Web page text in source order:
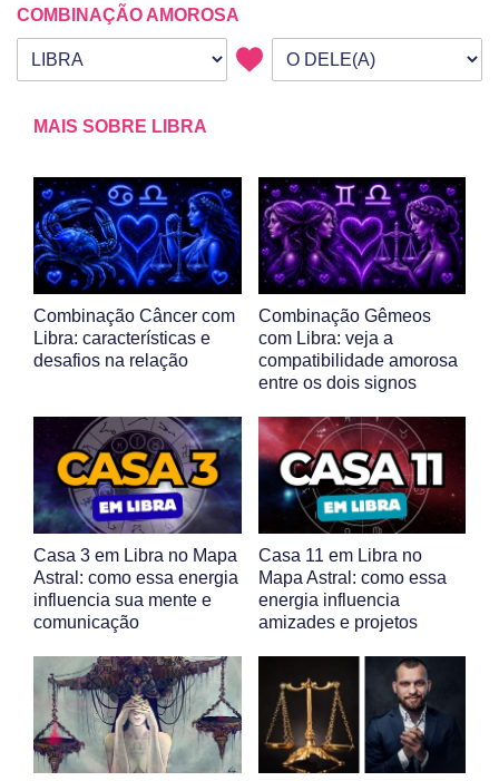
COMBINAÇÃO AMOROSA
Seu signo
Signo da outra pessoa
MAIS SOBRE LIBRA
Combinação Câncer com
Libra: características e
desafios na relação
Combinação Gêmeos
com Libra: veja a
compatibilidade amorosa
entre os dois signos
Casa 3 em Libra no Mapa
Astral: como essa energia
influencia sua mente e
comunicação
Casa 11 em Libra no
Mapa Astral: como essa
energia influencia
amizades e projetos